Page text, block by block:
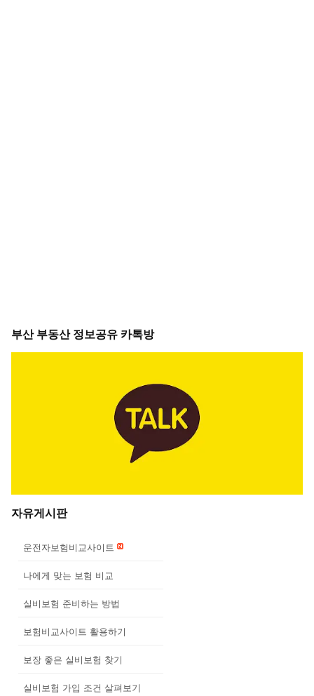
부산 부동산 정보공유 카톡방
자유게시판
운전자보험비교사이트
나에게 맞는 보험 비교
실비보험 준비하는 방법
보험비교사이트 활용하기
보장 좋은 실비보험 찾기
실비보험 가입 조건 살펴보기